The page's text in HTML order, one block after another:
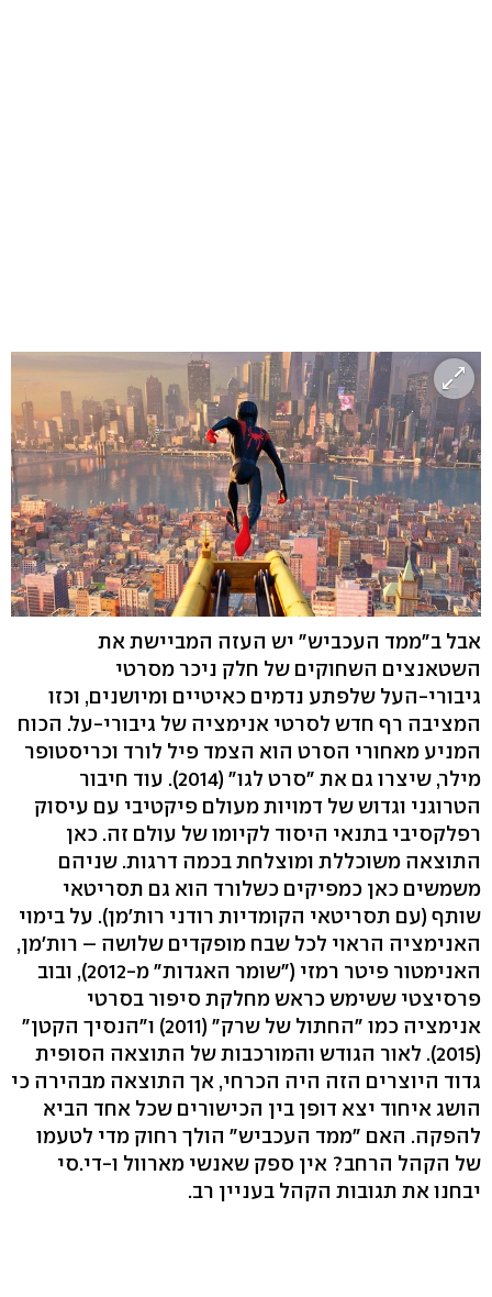
אבל ב"ממד העכביש" יש העזה המביישת את
השטאנצים השחוקים של חלק ניכר מסרטי
גיבורי-העל שלפתע נדמים כאיטיים ומיושנים, וכזו
המציבה רף חדש לסרטי אנימציה של גיבורי-על. הכוח
המניע מאחורי הסרט הוא הצמד פיל לורד וכריסטופר
מילר, שיצרו גם את "סרט לגו" (2014). עוד חיבור
הטרוגני וגדוש של דמויות מעולם פיקטיבי עם עיסוק
רפלקסיבי בתנאי היסוד לקיומו של עולם זה. כאן
התוצאה משוכללת ומוצלחת בכמה דרגות. שניהם
משמשים כאן כמפיקים כשלורד הוא גם תסריטאי
שותף (עם תסריטאי הקומדיות רודני רות'מן). על בימוי
האנימציה הראוי לכל שבח מופקדים שלושה – רות'מן,
האנימטור פיטר רמזי ("שומר האגדות" מ-2012), ובוב
פרסיצטי ששימש כראש מחלקת סיפור בסרטי
אנימציה כמו "החתול של שרק" (2011) ו"הנסיך הקטן"
(2015). לאור הגודש והמורכבות של התוצאה הסופית
גדוד היוצרים הזה היה הכרחי, אך התוצאה מבהירה כי
הושג איחוד יצא דופן בין הכישורים שכל אחד הביא
להפקה. האם "ממד העכביש" הולך רחוק מדי לטעמו
של הקהל הרחב? אין ספק שאנשי מארוול ו-די.סי
יבחנו את תגובות הקהל בעניין רב.